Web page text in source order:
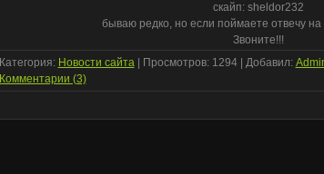
скайп: sheldor232
бываю редко, но если поймаете отвечу
Звоните!!!
Категория: Новости сайта| Просмотров: 1294 | Добавил:
Комментарии (3)